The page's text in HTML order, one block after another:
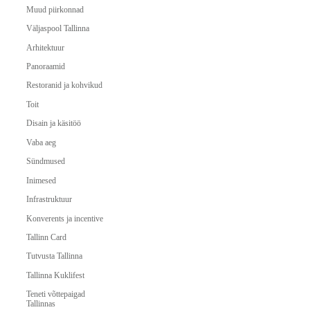
Muud piirkonnad
Väljaspool Tallinna
Arhitektuur
Panoraamid
Restoranid ja kohvikud
Toit
Disain ja käsitöö
Vaba aeg
Sündmused
Inimesed
Infrastruktuur
Konverents ja incentive
Tallinn Card
Tutvusta Tallinna
Tallinna Kuklifest
Teneti võttepaigad
Tallinnas